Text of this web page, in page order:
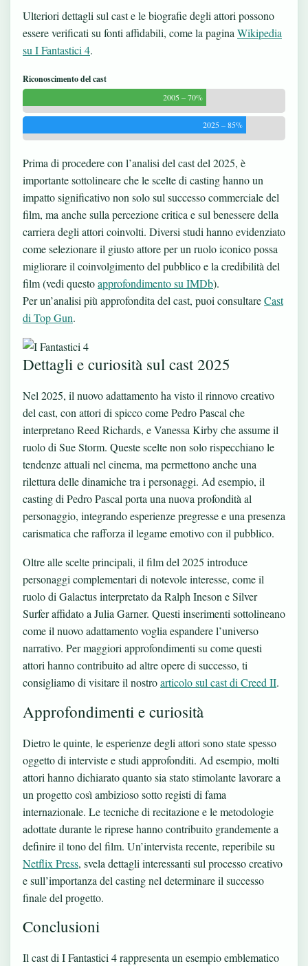
Ulteriori dettagli sul cast e le biografie degli attori possono
essere verificati su fonti affidabili, come la pagina Wikipedia
su I Fantastici 4.
Riconoscimento del cast
2005 – 70%
2025 – 85%
Prima di procedere con l’analisi del cast del 2025, è
importante sottolineare che le scelte di casting hanno un
impatto significativo non solo sul successo commerciale del
film, ma anche sulla percezione critica e sul benessere della
carriera degli attori coinvolti. Diversi studi hanno evidenziato
come selezionare il giusto attore per un ruolo iconico possa
migliorare il coinvolgimento del pubblico e la credibilità del
film (vedi questoapprofondimento su IMDb).
Per un’analisi più approfondita del cast, puoi consultareCast
di Top Gun.
Dettagli e curiosità sul cast 2025
Nel 2025, il nuovo adattamento ha visto il rinnovo creativo
del cast, con attori di spicco come Pedro Pascal che
interpretano Reed Richards, e Vanessa Kirby che assume il
ruolo di Sue Storm. Queste scelte non solo rispecchiano le
tendenze attuali nel cinema, ma permettono anche una
rilettura delle dinamiche tra i personaggi. Ad esempio, il
casting di Pedro Pascal porta una nuova profondità al
personaggio, integrando esperienze pregresse e una presenza
carismatica che rafforza il legame emotivo con il pubblico.
Oltre alle scelte principali, il film del 2025 introduce
personaggi complementari di notevole interesse, come il
ruolo di Galactus interpretato da Ralph Ineson e Silver
Surfer affidato a Julia Garner. Questi inserimenti sottolineano
come il nuovo adattamento voglia espandere l’universo
narrativo. Per maggiori approfondimenti su come questi
attori hanno contribuito ad altre opere di successo, ti
consigliamo di visitare il nostroarticolo sul cast di Creed II.
Approfondimenti e curiosità
Dietro le quinte, le esperienze degli attori sono state spesso
oggetto di interviste e studi approfonditi. Ad esempio, molti
attori hanno dichiarato quanto sia stato stimolante lavorare a
un progetto così ambizioso sotto registi di fama
internazionale. Le tecniche di recitazione e le metodologie
adottate durante le riprese hanno contribuito grandemente a
definire il tono del film. Un’intervista recente, reperibile su
Netflix Press, svela dettagli interessanti sul processo creativo
e sull’importanza del casting nel determinare il successo
finale del progetto.
Conclusioni
Il cast di I Fantastici 4 rappresenta un esempio emblematico